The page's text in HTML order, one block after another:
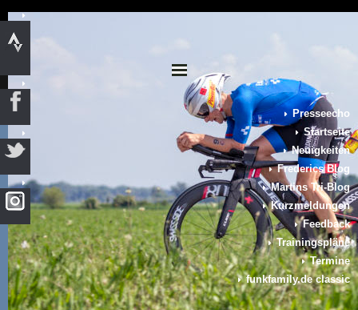
Presseecho
Startseite
Neuigkeiten
Frederics Blog
Martins Tri-Blog
Kurzmeldungen
Feedback
Trainingspläne
Termine
funkfamily.de classic